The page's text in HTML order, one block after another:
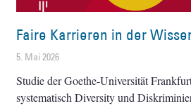
Faire Karrieren in der
5. Mai 2026
Studie der Goethe-Universität
systematisch Diversity und